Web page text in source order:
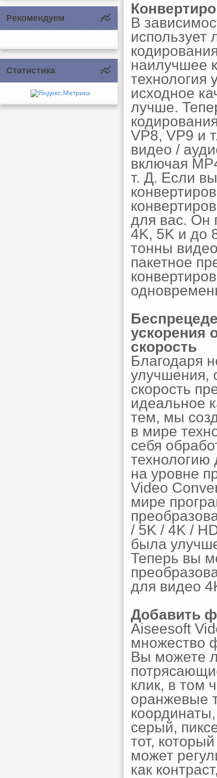
Рекомендуем
Статистика
В
наилучшее
технология
исходное
лучше.
VP8, VP9 и
видео /
включая
т. Д. Если
для вас. Он
4K, 5K и до
тонны
пакетное
ускорения
скорость
Благодаря
улучшения,
скорость
идеальное
тем, мы
в мире
себя
технологию
на уровне
Video
мире
/ 5K / 4K /
была
Теперь вы
для видео
Добавить
Aiseesoft
множество
Вы можете
клик, в том
оранжевые
серый,
тот,
может
как